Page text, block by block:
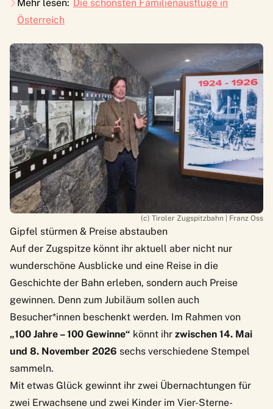
Mehr lesen: Die schönsten Familienausflüge in
Österreich
(c) Tiroler Zugspitzbahn | Franz Oss
Gipfel stürmen & Preise abstauben
Auf der Zugspitze könnt ihr aktuell aber nicht nur
wunderschöne Ausblicke und eine Reise in die
Geschichte der Bahn erleben, sondern auch Preise
gewinnen. Denn zum Jubiläum sollen auch
Besucher*innen beschenkt werden. Im Rahmen von
„100 Jahre – 100 Gewinne“ könnt ihr zwischen 14. Mai
und 8. November 2026 sechs verschiedene Stempel
sammeln.
Mit etwas Glück gewinnt ihr zwei Übernachtungen für
zwei Erwachsene und zwei Kinder im Vier-Sterne-